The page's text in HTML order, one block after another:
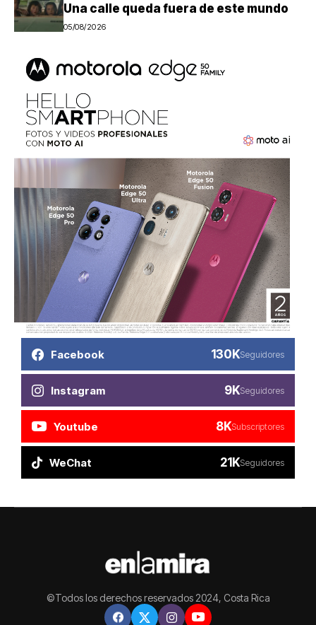
Una calle queda fuera de este mundo
05/08/2026
Facebook 130KSeguidores
Instagram 9KSeguidores
Youtube 8KSubscriptores
WeChat 21KSeguidores
©Todos los derechos reservados 2024, Costa Rica